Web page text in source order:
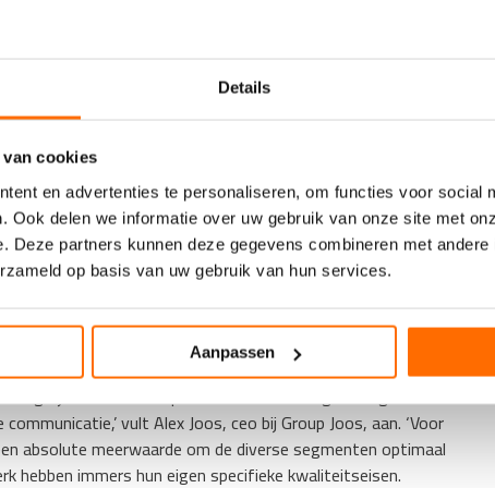
Details
cookies
en advertenties te personaliseren, om functies voor social
Ook delen we informatie over uw gebruik van onze site met
Deze partners kunnen deze gegevens combineren met
op basis van uw gebruik van hun services.
Aanpassen
samen met de integratie van de DM-afdeling in de
Met de plaatsing op deze locatie zal een digitaal
offset drukwerk.
bij Group Joos,’ zegt Frank Huigen, director
waren dat voornamelijk systemen voor direct mail-
productiviteit van onze ProStream-serie zo goed is dat
te kunnen inspelen in de verwerking van big data
vult Alex Joos, ceo bij Group Joos, aan. ‘Voor
absolute meerwaarde om de diverse segmenten optimaal
hebben immers hun eigen specifieke kwaliteitseisen.